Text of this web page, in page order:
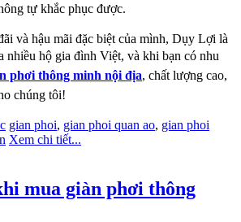
tự khắc phục được.
và hậu mãi đặc biệt của mình, Dụy Lợi là
nhiều hộ gia đình Việt, và khi bạn có nhu
phơi thông minh nội địa, chất lượng cao,
chúng tôi!
gian phoi, gian phoi quan ao, gian phoi
Xem chi tiết...
mua giàn phơi thông